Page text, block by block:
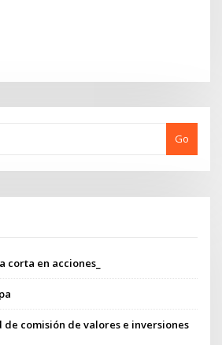
Go
corta en acciones_
comisión de valores e inversiones